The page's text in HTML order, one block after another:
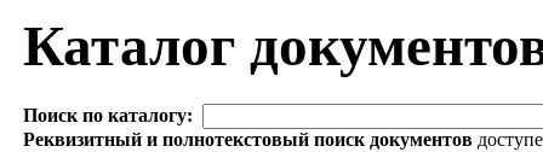
Каталог
Поиск по каталогу:
Реквизитный и полнотекстовый поиск документов